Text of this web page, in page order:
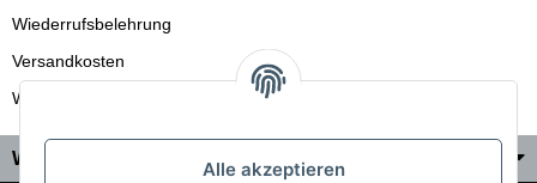
Wiederrufsbelehrung
Versandkosten
Wir liefern auch in die Schweiz
Wo Sie uns finden Alle akzeptieren